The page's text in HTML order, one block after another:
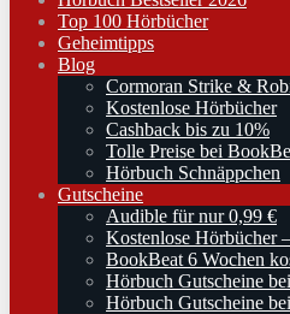
Top 100 Hörbücher
Geheimtipps
Blog
Cormoran Strike &
Kostenlose Hörbücher
Cashback bis zu 10%
Tolle Preise bei
Hörbuch Schnäppchen
Gutscheine
Audible für nur 0,99 €
Kostenlose Hörbücher
BookBeat 6 Wochen
Hörbuch Gutscheine
Hörbuch Gutscheine